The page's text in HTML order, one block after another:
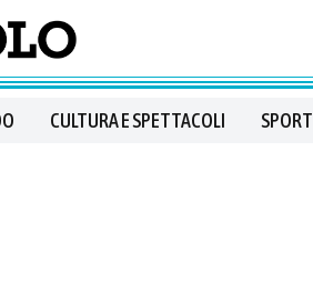
CULTURA E SPETTACOLI SPORT